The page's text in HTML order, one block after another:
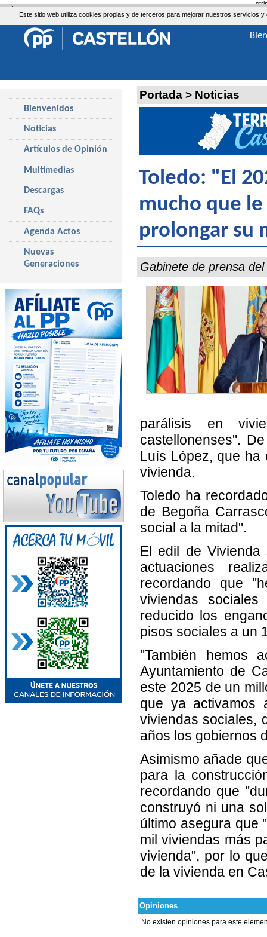
Este sitio web utiliza cookies propias y de terceros para mejorar nuestros servicios
Portada > Noticias
Toledo: "El
mucho que le
prolongar su
Gabinete de prensa
parálisis en
castellonenses".
Luís López, que ha
vivienda.
Toledo ha
de Begoña
social a la mitad".
El edil de
actuaciones
recordando que
viviendas
reducido los
pisos sociales a un
"También hemos
Ayuntamiento de
este 2025 de un
que ya activamos
viviendas sociales,
años los gobiernos
Asimismo añade
para la
recordando que
construyó ni una
último asegura que
mil viviendas más
vivienda", por lo
de la vivienda en
Opiniones
No existen opiniones para este
Bienvenidos
Noticias
Artículos de Opinión
Multimedias
Descargas
FAQs
Agenda Actos
Nuevas
Generaciones
Sábado, 8 de Agosto de 2026